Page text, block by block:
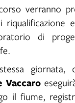
verranno
di
giornata,
Vaccaro
il fiume,